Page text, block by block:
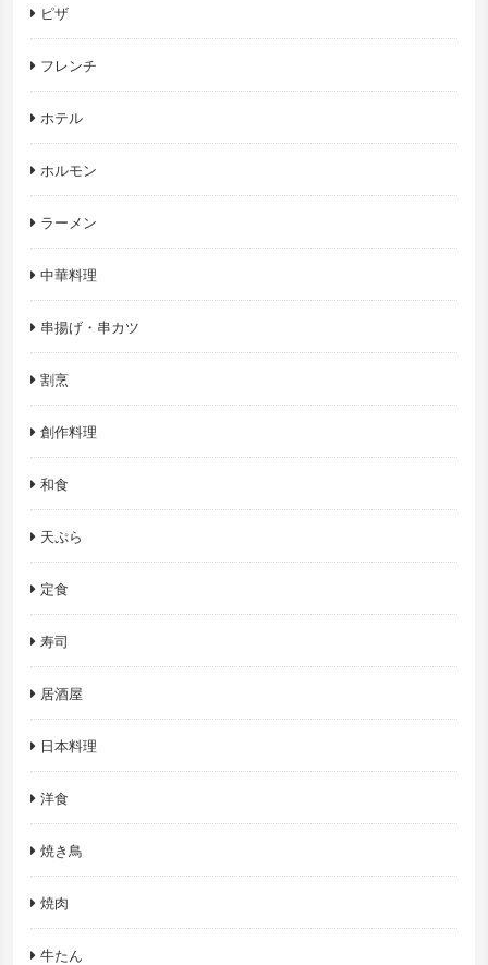
ピザ
フレンチ
ホテル
ホルモン
ラーメン
中華料理
串揚げ・串カツ
割烹
創作料理
和食
天ぷら
定食
寿司
居酒屋
日本料理
洋食
焼き鳥
焼肉
牛たん